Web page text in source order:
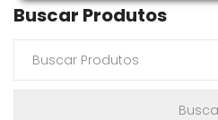
Buscar Produtos